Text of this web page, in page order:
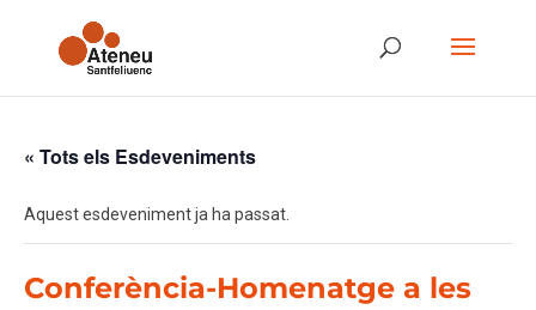
« Tots els Esdeveniments
Aquest esdeveniment ja ha passat.
Conferència-Homenatge a les